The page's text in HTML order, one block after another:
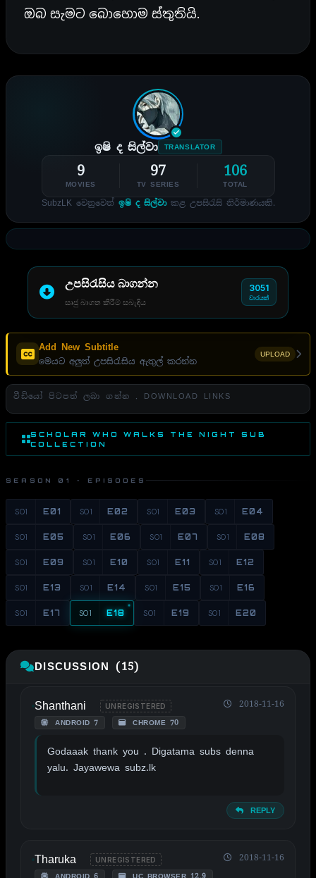
ඔබ සැමට බොහොම ස්තුතියි.
ඉෂි ද සිල්වා TRANSLATOR
9
MOVIES
97
TV SERIES
106
TOTAL
SubzLK වෙනුවෙන් ඉෂි ද සිල්වාකළ උපසිරැසි නිර්මාණයකි.
උපසිරැසිය බාගන්න
සෘජු බාගත කිරීම් සබැඳිය
3051
වාරයක්
Add New Subtitle
මෙයට අලුත් උපසිරැසිය ඇතුල් කරන්න
UPLOAD
වීඩියෝ පිටපත් ලබා ගන්න . DOWNLOAD LINKS
SCHOLAR WHO WALKS THE NIGHT SUB
COLLECTION
SEASON 01 · EPISODES
S01 E01 S01 E02 S01 E03 S01 E04
S01 E05 S01 E06 S01 E07 S01 E08
S01 E09 S01 E10 S01 E11 S01 E12
S01 E13 S01 E14 S01 E15 S01 E16
S01 E17 S01 E18 S01 E19 S01 E20
DISCUSSION (15)
Shanthani UNREGISTERED
ANDROID 7 CHROME 70
2018-11-16
Godaaak thank you . Digatama subs denna
yalu. Jayawewa subz.lk
REPLY
Tharuka UNREGISTERED
ANDROID 6 UC BROWSER 12.9
2018-11-16